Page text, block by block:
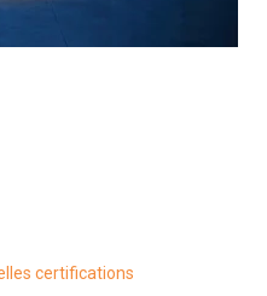
certifications